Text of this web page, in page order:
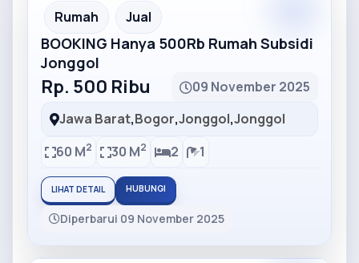
Partner Ad
Rumah Jual
BOOKING Hanya 500Rb Rumah Subsidi
Jonggol
Rp. 500 Ribu
09 November 2025
Jawa Barat,Bogor,Jonggol,Jonggol
60 M2 30 M2 2 1
LIHAT DETAIL HUBUNGI
Diperbarui 09 November 2025